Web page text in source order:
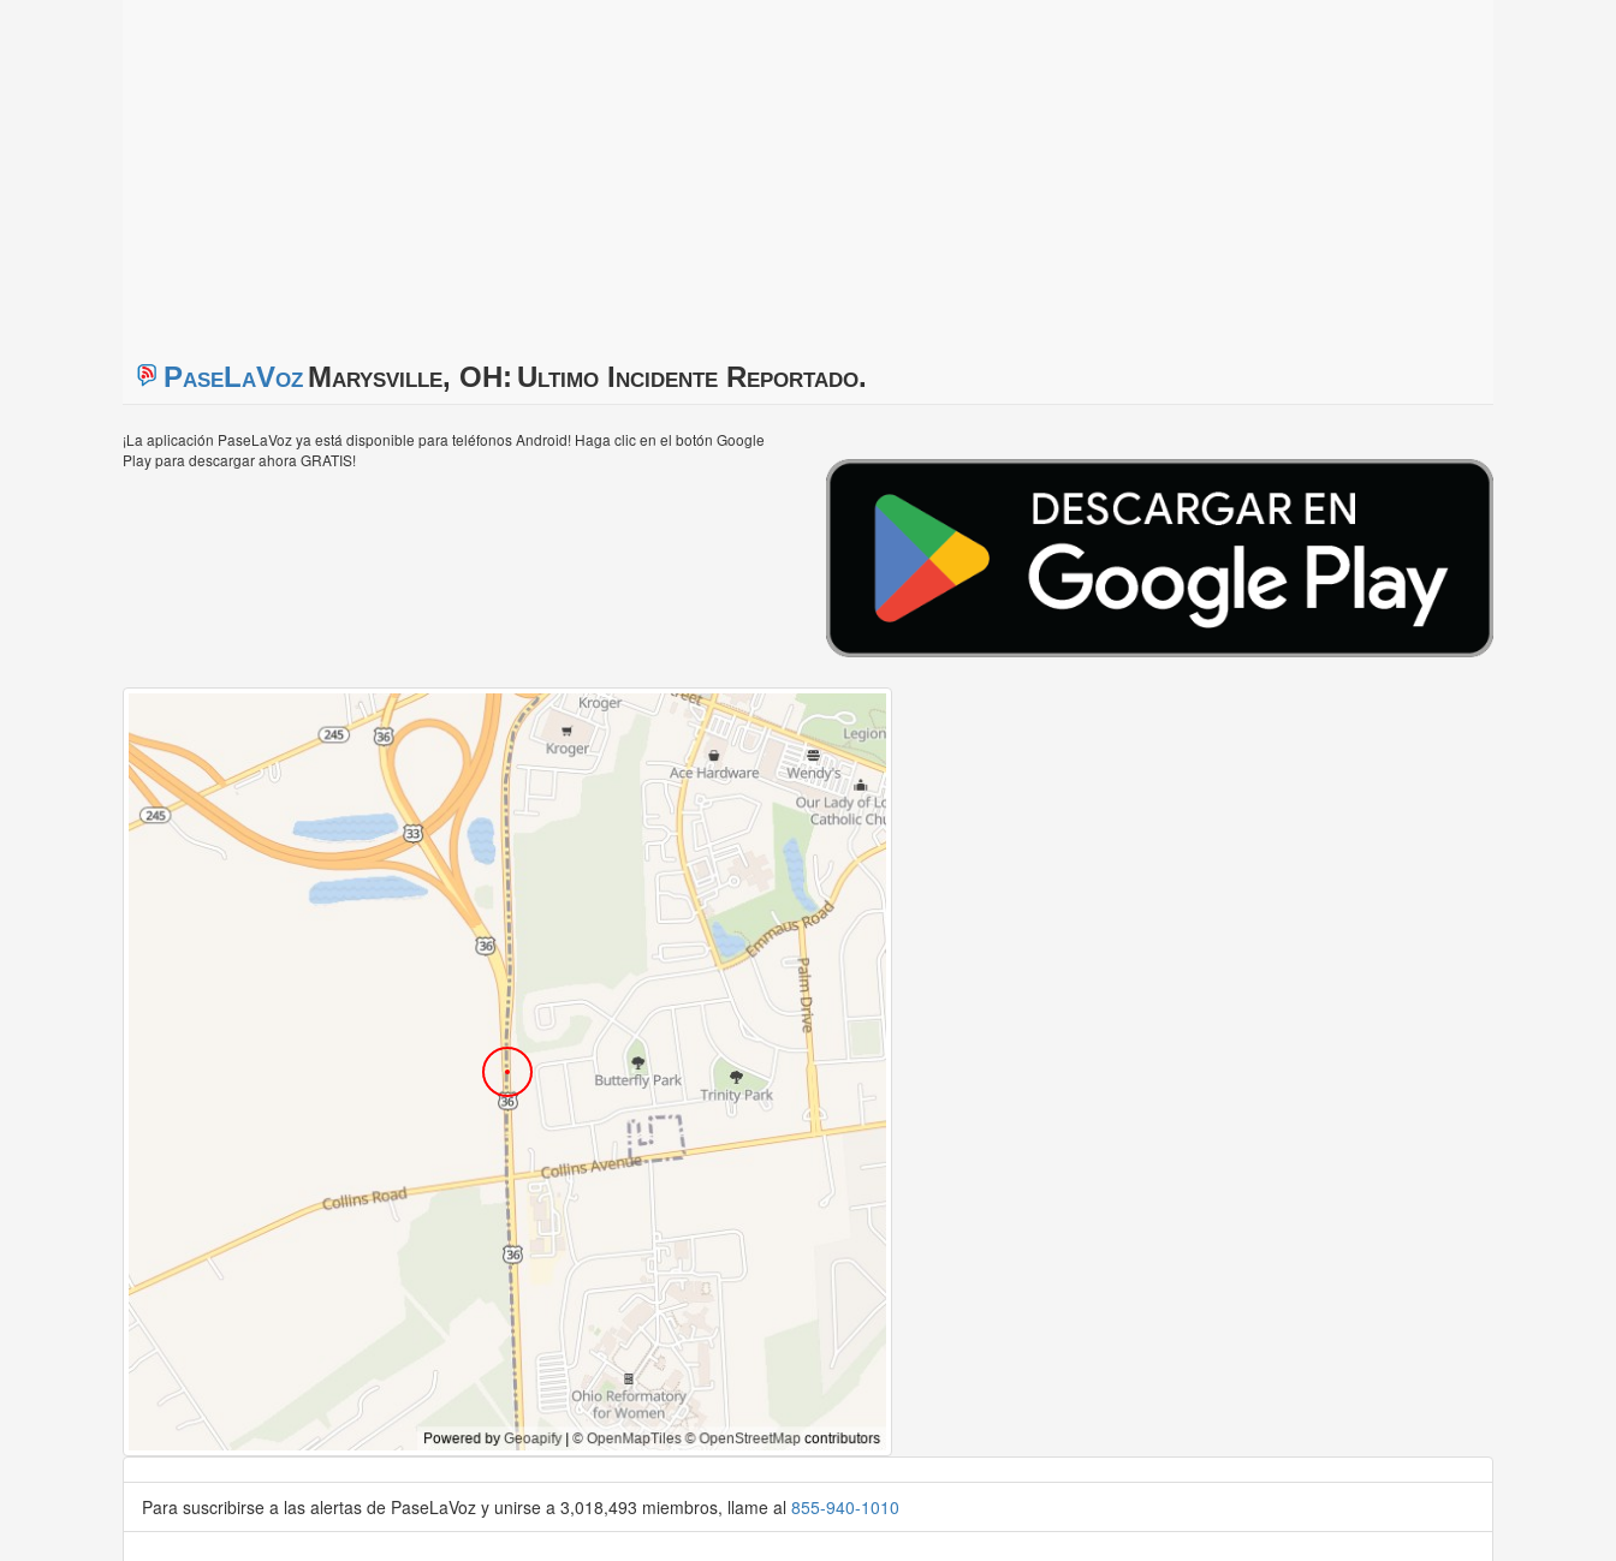
PaseLaVozMarysville, OH: Ultimo Incidente Reportado.
¡La aplicación PaseLaVoz ya está disponible para teléfonos Android! Haga clic en el botón Google
Play para descargar ahora GRATIS!
Para suscribirse a las alertas de PaseLaVoz y unirse a 3,018,493 miembros, llame al 855-940-1010